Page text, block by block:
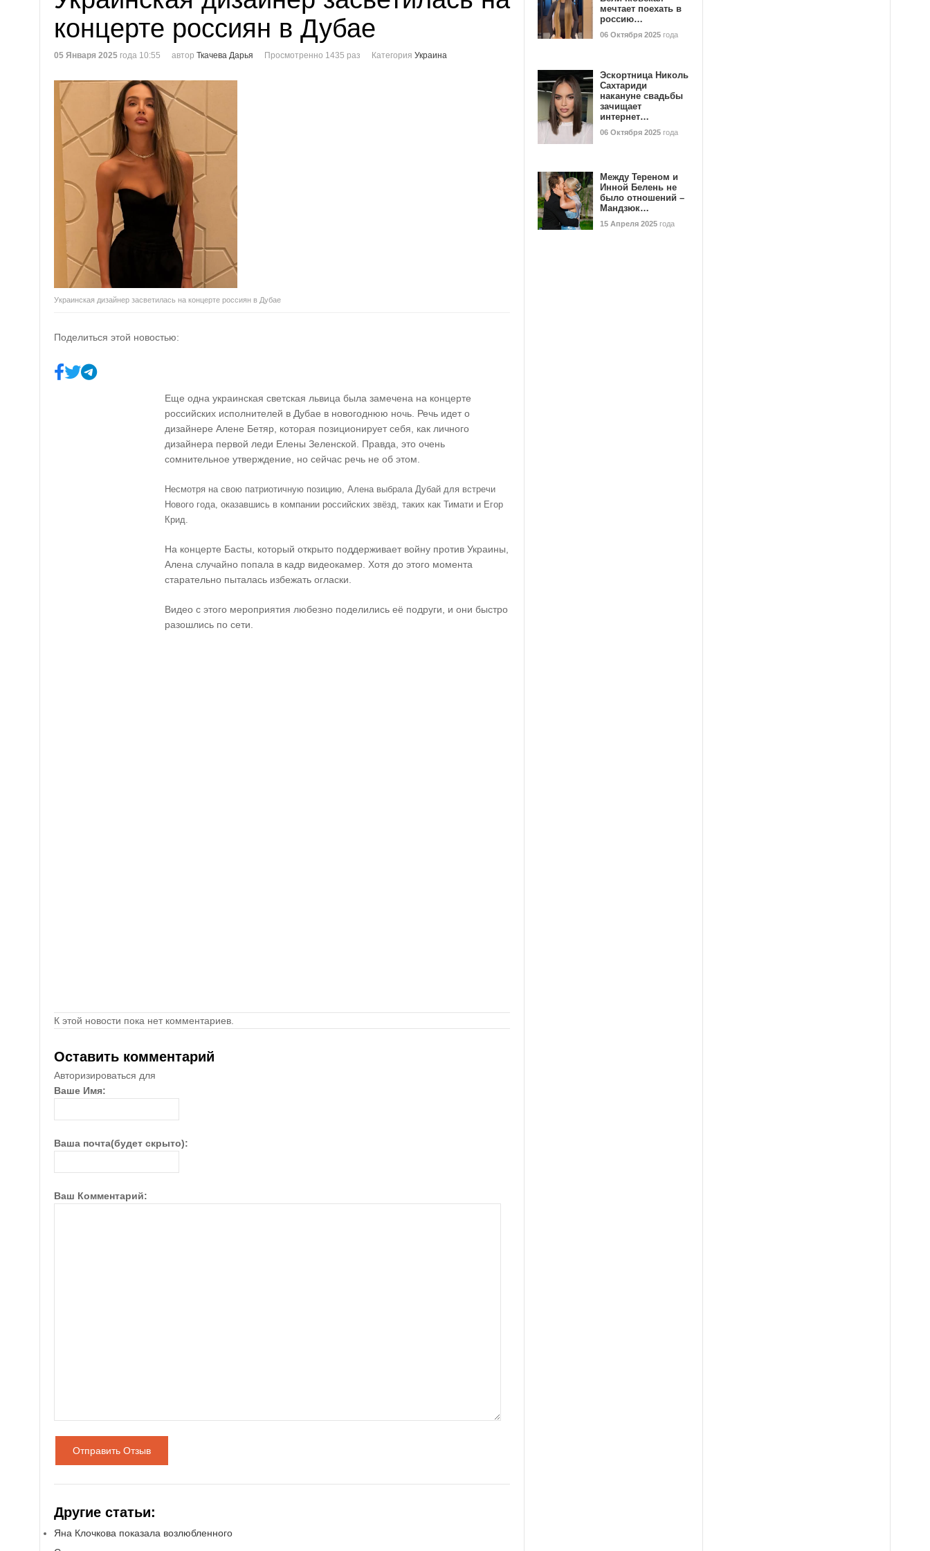
концерте россиян в Дубае
05 Января 2025 года 10:55 автор Ткачева Дарья Просмотренно 1435 раз Категория Украина
Украинская дизайнер засветилась на концерте россиян в Дубае
Поделиться этой новостью:
Еще одна украинская светская львица была замечена на концерте
российских исполнителей в Дубае в новогоднюю ночь. Речь идет о
дизайнере Алене Бетяр, которая позиционирует себя, как личного
дизайнера первой леди Елены Зеленской. Правда, это очень
сомнительное утверждение, но сейчас речь не об этом.
Несмотря на свою патриотичную позицию, Алена выбрала Дубай для встречи
Нового года, оказавшись в компании российских звёзд, таких как Тимати и Егор
Крид.
На концерте Басты, который открыто поддерживает войну против Украины,
Алена случайно попала в кадр видеокамер. Хотя до этого момента
старательно пыталась избежать огласки.
Видео с этого мероприятия любезно поделились её подруги, и они быстро
разошлись по сети.
К этой новости пока нет комментариев.
Оставить комментарий
Авторизироваться для
Ваше Имя:
Ваша почта(будет скрыто):
Ваш Комментарий:
Отправить Отзыв
Другие статьи:
Яна Клочкова показала возлюбленного
мечтает поехать в
россию…
06 Октября 2025 года
Эскортница Николь
Сахтариди
накануне свадьбы
зачищает
интернет…
06 Октября 2025 года
Между Тереном и
Инной Белень не
было отношений –
Мандзюк…
15 Апреля 2025 года